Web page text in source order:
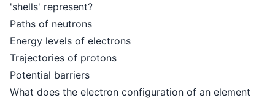
'shells' represent?
Paths of neutrons
Energy levels of electrons
Trajectories of protons
Potential barriers
What does the electron configuration of an element